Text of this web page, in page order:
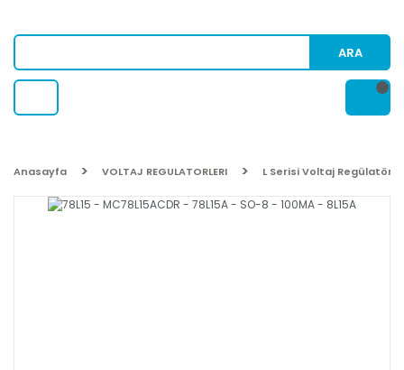
ARA
Anasayfa VOLTAJ REGULATORLERI L Serisi Voltaj Regülatörü